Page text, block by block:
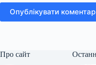
Опублікувати коментар
Про сайт